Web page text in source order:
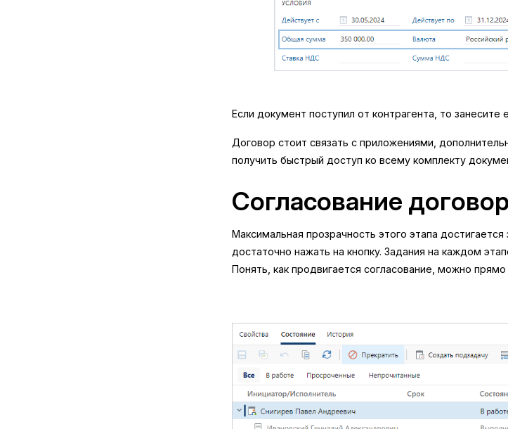
Если документ поступил от контрагента, то занесите
Договор стоит связать с приложениями,
получить быстрый доступ ко всему комплекту
Согласование
Максимальная прозрачность этого этапа
достаточно нажать на кнопку. Задания на каждом
Понять, как продвигается согласование, можно